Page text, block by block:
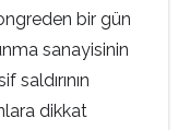
bir gün
sanayisinin
saldırının
dikkat